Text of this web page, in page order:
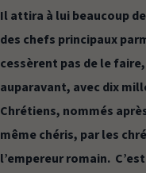
Il attira à lui beaucoup
des chefs principaux
cessèrent pas de le
auparavant, avec dix
Chrétiens, nommés
même chéris, par les
l’empereur romain.